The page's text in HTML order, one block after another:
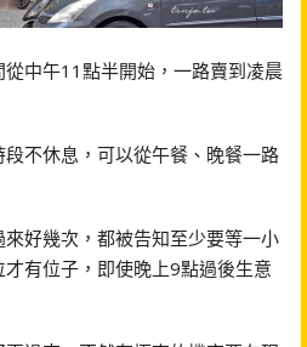
從中午11點半開始，一路賣到凌晨
不休息，可以從午餐、晚餐一路
好幾次，都被告知至少要等一小
有位子，即使晚上9點過後生意